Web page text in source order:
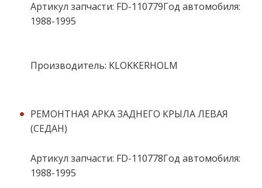
Артикул запчасти: FD-110779Год автомобиля:
1988-1995
Производитель: KLOKKERHOLM
РЕМОНТНАЯ АРКА ЗАДНЕГО КРЫЛА ЛЕВАЯ
(СЕДАН)
Артикул запчасти: FD-110778Год автомобиля:
1988-1995